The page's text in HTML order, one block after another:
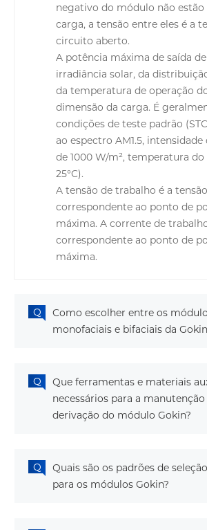
negativo do módulo não estão
carga, a tensão entre eles é a
circuito aberto.
A potência máxima de saída
irradiância solar, da
da temperatura de operação
dimensão da carga. É
condições de teste padrão
ao espectro AM1.5,
de 1000 W/m², temperatura
25°C).
A tensão de trabalho é a tensão
correspondente ao ponto de
máxima. A corrente de
correspondente ao ponto de
máxima.
Como escolher entre os
monofaciais e bifaciais da
Que ferramentas e materiais
necessários para a manutenção
derivação do módulo Gokin?
Quais são os padrões de
para os módulos Gokin?